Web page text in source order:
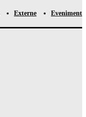
Externe Eveniment